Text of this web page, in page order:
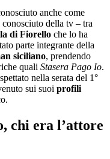
anche come
della tv – tra
di Fiorello che lo ha
parte integrante della
siciliano, prendendo
quali Stasera Pago Io.
nella serata del 1°
sui suoi profili
chi era l’attore